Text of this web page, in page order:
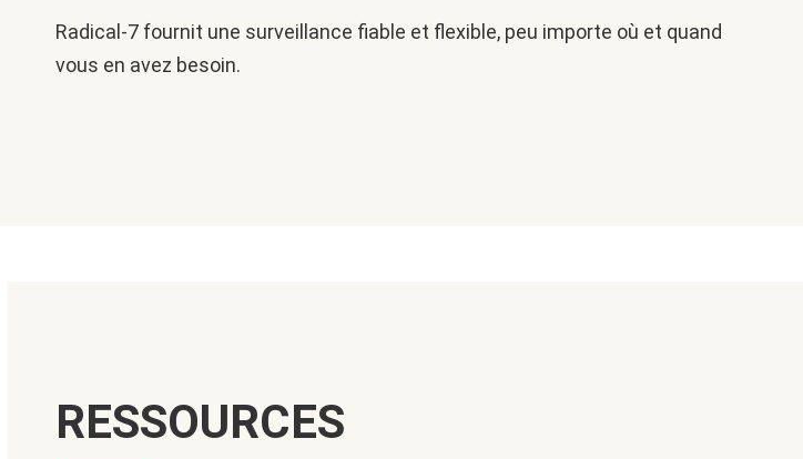
Radical-7 fournit une surveillance fiable et flexible, peu importe où et quand
vous en avez besoin.
RESSOURCES